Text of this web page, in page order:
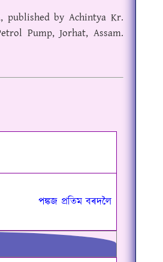
published by Achintya Kr.
Pump, Jorhat, Assam.
পঙ্কজ প্ৰতিম বৰদলৈ